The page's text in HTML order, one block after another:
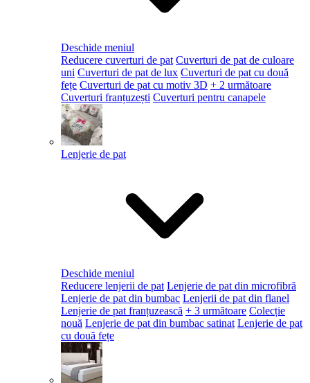
Deschide meniul
Reducere cuverturi de pat Cuverturi de pat de culoare
uni Cuverturi de pat de lux Cuverturi de pat cu două
fețe Cuverturi de pat cu motiv 3D + 2 următoare
Cuverturi franțuzești Cuverturi pentru canapele
Lenjerie de pat
Deschide meniul
Reducere lenjerii de pat Lenjerie de pat din microfibră
Lenjerie de pat din bumbac Lenjerii de pat din flanel
Lenjerie de pat franțuzească + 3 următoare Colecție
nouă Lenjerie de pat din bumbac satinat Lenjerie de pat
cu două fețe